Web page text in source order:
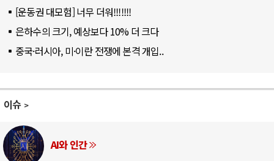
[운동권 대모험] 너무 더워!!!!!!!
은하수의 크기, 예상보다 10% 더 크다
중국·러시아, 미·이란 전쟁에 본격 개입..
이슈
AI와 인간